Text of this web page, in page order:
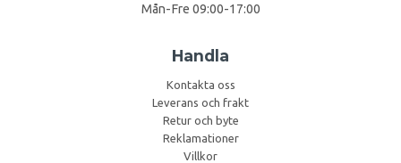
Mån-Fre 09:00-17:00
Handla
Kontakta oss
Leverans och frakt
Retur och byte
Reklamationer
Villkor